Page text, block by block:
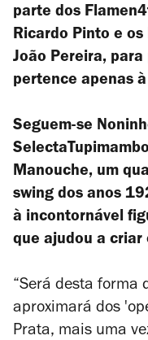
parte dos
Ricardo Pinto e
João Pereira,
pertence apenas
Seguem-se
Manouche, um
swing dos anos
à incontornável
que ajudou a criar
“Será desta
aproximará dos
Prata, mais uma